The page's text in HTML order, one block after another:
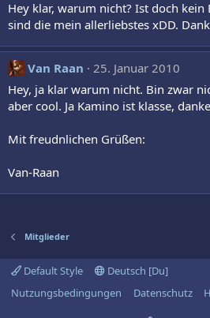
Hey klar, warum nicht? Ist doch
sind die mein allerliebstes xDD.
Van Raan
25. Januar 2010
Hey, ja klar warum nicht. Bin zwar
aber cool. Ja Kamino ist klasse,
Mit freudnlichen Grüßen:
Van-Raan
Mitglieder
Default Style
Deutsch [Du]
Nutzungsbedingungen
Datenschutz